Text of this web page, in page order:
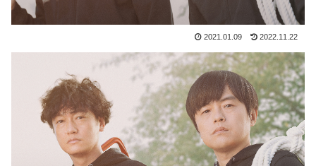
2021.01.09 2022.11.22